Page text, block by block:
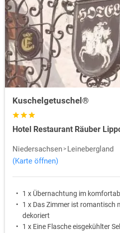
Kuschelgetuschel®
Hotel Restaurant Räuber
Niedersachsen
Leinebergland
(Karte öffnen)
1 x Übernachtung im
1 x Das Zimmer ist romantisch
dekoriert
1 x Eine Flasche eisgekühlter